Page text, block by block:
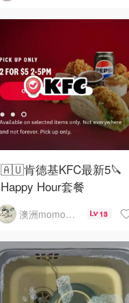
🇦🇺肯德基KFC最新5🔪
Happy Hour套餐
澳洲momo爱吃 13